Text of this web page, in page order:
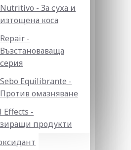
Nutritivo - За суха и
изтощена коса
Repair -
Възстановаваща
серия
Sebo Equilibrante -
Против омазняване
Effects -
продукти